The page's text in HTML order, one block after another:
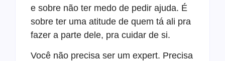
e sobre não ter medo de pedir ajuda. É
sobre ter uma atitude de quem tá ali pra
fazer a parte dele, pra cuidar de si.
Você não precisa ser um expert. Precisa